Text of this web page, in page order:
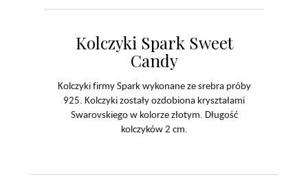
Kolczyki Spark Sweet
Candy
Kolczyki firmy Spark wykonane ze srebra próby
925. Kolczyki zostały ozdobiona kryształami
Swarovskiego w kolorze złotym. Długość
kolczyków 2 cm.